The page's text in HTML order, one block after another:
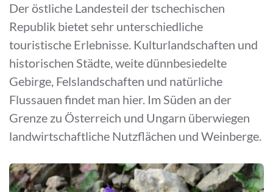
Der östliche Landesteil der tschechischen
Republik bietet sehr unterschiedliche
touristische Erlebnisse. Kulturlandschaften und
historischen Städte, weite dünnbesiedelte
Gebirge, Felslandschaften und natürliche
Flussauen findet man hier. Im Süden an der
Grenze zu Österreich und Ungarn überwiegen
landwirtschaftliche Nutzflächen und Weinberge.